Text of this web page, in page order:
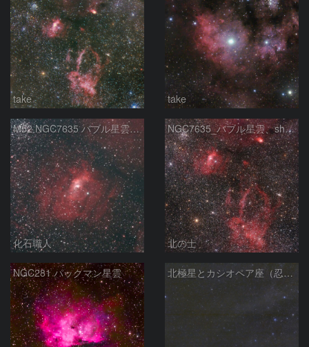
take take
M52 NGC7635 バブル星雲 Sh2-159 カシオペア座
化石職人
NGC7635_バブル星雲、sh2-157_くわがた星雲
北の士
NGC281 パックマン星雲 北極星とカシオペア座（忍び寄る秋）